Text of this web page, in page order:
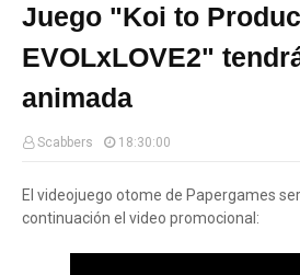
Juego "Koi to
EVOLxLOVE2"
animada
Scabbers 18:30:00
El videojuego otome de Papergames
continuación el video promocional: